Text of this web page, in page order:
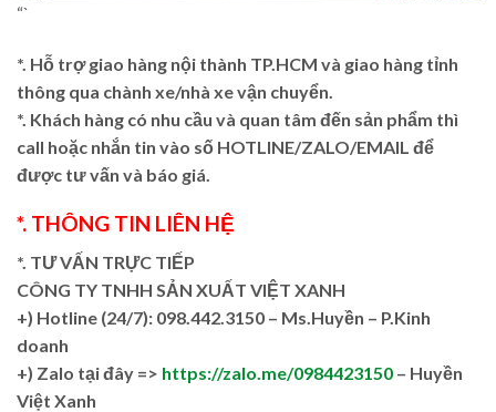
“`
*. Hỗ trợ giao hàng nội thành TP.HCM và giao hàng tỉnh
thông qua chành xe/nhà xe vận chuyển.
*. Khách hàng có nhu cầu và quan tâm đến sản phẩm thì
call hoặc nhắn tin vào số HOTLINE/ZALO/EMAIL để
được tư vấn và báo giá.
*. THÔNG TIN LIÊN HỆ
*. TƯ VẤN TRỰC TIẾP
CÔNG TY TNHH SẢN XUẤT VIỆT XANH
+) Hotline (24/7): 098.442.3150 – Ms.Huyền – P.Kinh
doanh
+) Zalo tại đây => https://zalo.me/0984423150 – Huyền
Việt Xanh